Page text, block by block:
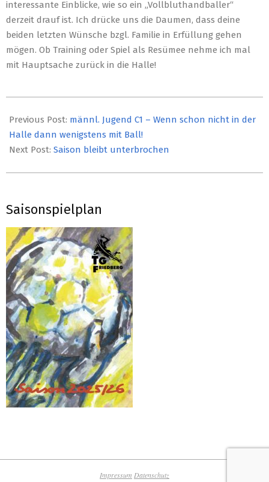
interessante Einblicke, wie so ein „Vollbluthandballer“
derzeit drauf ist. Ich drücke uns die Daumen, dass deine
beiden letzten Wünsche bzgl. Familie in Erfüllung gehen
mögen. Ob Training oder Spiel als Resümee nehme ich mal
mit Hauptsache zurück in die Halle!
12-
17
Previous Post: männl. Jugend C1 – Wenn schon nicht in der
Halle dann wenigstens mit Ball!
Next Post: Saison bleibt unterbrochen
Saisonspielplan
Impressum Datenschutz